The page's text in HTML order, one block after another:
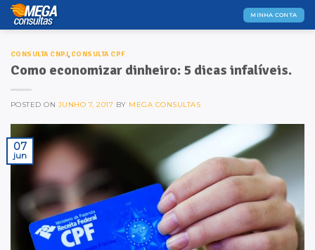
Skip
MINHA CONTA
CONSULTA CNPJ, CONSULTA CPF
Como economizar dinheiro: 5 dicas infalíveis.
POSTED ON JUNHO 7, 2017 BY MEGA CONSULTAS
07
jun